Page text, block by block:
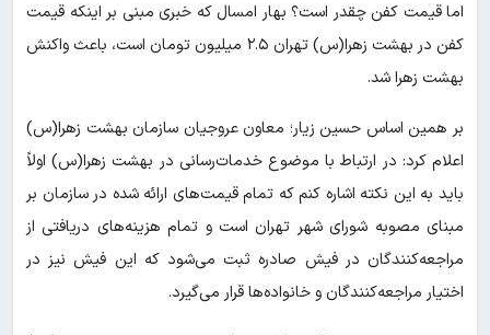
اما قیمت کفن چقدر است؟ بهار امسال که خبری مبنی بر اینکه قیمت
کفن در بهشت زهرا(س) تهران ۲.۵ میلیون تومان است، باعث واکنش
بهشت زهرا شد.
بر همین اساس حسین زیار؛ معاون عروجیان سازمان بهشت زهرا(س)
اعلام کرد: در ارتباط با موضوع خدمات‌رسانی در بهشت زهرا(س) اولاً
باید به این نکته اشاره کنم که تمام قیمت‌های ارائه شده در سازمان بر
مبنای مصوبه شورای شهر تهران است و تمام هزینه‌های دریافتی از
مراجعه‌کنندگان در فیش صادره ثبت می‌شود که این فیش نیز در
اختیار مراجعه‌کنندگان و خانواده‌ها قرار می‌گیرد.